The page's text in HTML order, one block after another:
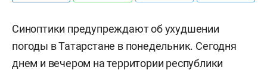
Синоптики предупреждают об ухудшении
погоды в Татарстане в понедельник. Сегодня
днем и вечером на территории республики